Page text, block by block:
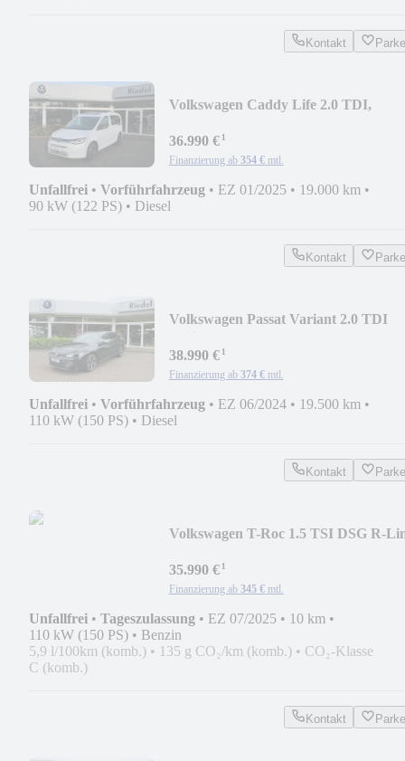
Kontakt
Volkswagen Caddy Life 2.0 TDI,
36.990 €¹
Finanzierung ab 354 € mtl.
Unfallfrei • Vorführfahrzeug • EZ 01/2025 • 19.000 km •
90 kW (122 PS) • Diesel
Kontakt
Volkswagen Passat Variant 2.0 TDI
38.990 €¹
Finanzierung ab 374 € mtl.
Unfallfrei • Vorführfahrzeug • EZ 06/2024 • 19.500 km •
110 kW (150 PS) • Diesel
Kontakt
Volkswagen T-Roc 1.5 TSI DSG R-
35.990 €¹
Finanzierung ab 345 € mtl.
Unfallfrei • Tageszulassung • EZ 07/2025 • 10 km •
110 kW (150 PS) • Benzin
5,9 l/100km (komb.) • 135 g CO₂/km (komb.) • CO₂-Klasse
C (komb.)
Kontakt